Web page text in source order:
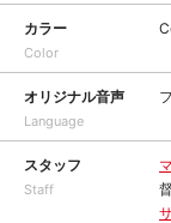
カラー
Color
オリジナル音声
Language
スタッフ
Staff